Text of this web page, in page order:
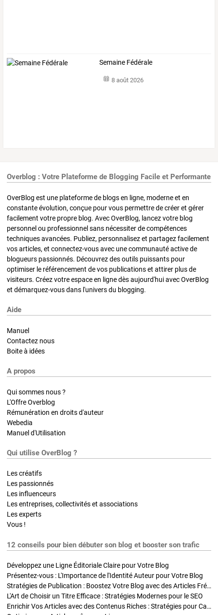
Semaine Fédérale
8 août 2026
Overblog : Votre Plateforme de Blogging Facile et Performante
OverBlog est une plateforme de blogs en ligne, moderne et en
constante évolution, conçue pour vous permettre de créer et gérer
facilement votre propre blog. Avec OverBlog, lancez votre blog
personnel ou professionnel sans nécessiter de compétences
techniques avancées. Publiez, personnalisez et partagez facilement
vos articles, et connectez-vous avec une communauté active de
blogueurs passionnés. Découvrez des outils puissants pour
optimiser le référencement de vos publications et attirer plus de
visiteurs. Créez votre espace en ligne dès aujourd'hui avec OverBlog
et démarquez-vous dans l'univers du blogging.
Aide
Manuel
Contactez nous
Boite à idées
A propos
Qui sommes nous ?
L'Offre Overblog
Rémunération en droits d'auteur
Webedia
Manuel d'Utilisation
Qui utilise OverBlog ?
Les créatifs
Les passionnés
Les influenceurs
Les entreprises, collectivités et associations
Les experts
Vous !
12 conseils pour bien débuter son blog et booster son trafic
Développez une Ligne Éditoriale Claire pour Votre Blog
Présentez-vous : L'Importance de l'Identité Auteur pour Votre Blog
Stratégies de Publication : Boostez Votre Blog avec des Articles Fréquents et Exclusifs
L'Art de Choisir un Titre Efficace : Stratégies Modernes pour le SEO
Enrichir Vos Articles avec des Contenus Riches : Stratégies pour Captiver et Optimiser